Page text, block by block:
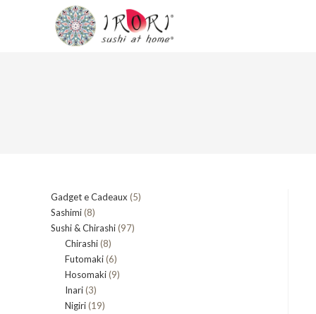
Gadget e Cadeaux 55
Sashimi 88
prodotti
Sushi & Chirashi 9797
Chirashi 88
prodotti
Futomaki 66
prodotti
Hosomaki 99
Inari 33
prodotti
Nigiri 1919